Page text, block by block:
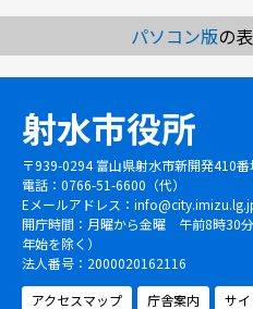
パソコン版の
射水市役所
〒939-0294 富山県射水市新開発410番
電話：0766-51-6600（代）
Eメールアドレス：
開庁時間：月曜から金曜 午前8時30
年始を除く）
法人番号：2000020162116
アクセスマップ
庁舎案内 サ